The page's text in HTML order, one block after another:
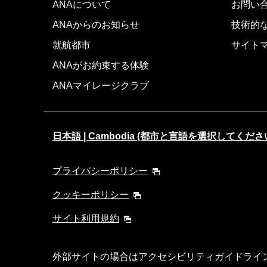
ANAについて
ANAからのお知らせ
就航都市
ANAがお約束する体験
ANAマイレージクラブ
お問い
技術的
サイト
日本語 | Cambodia (都市と言語を選択してくださ
プライバシーポリシー
クッキーポリシー
サイト利用規約
外部サイトの場合はアクセシビリティガイドラ